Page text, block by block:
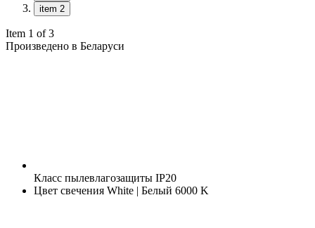
item 2
Item 1 of 3
Произведено в Беларуси
Класс пылевлагозащиты IP20
Цвет свечения White | Белый 6000 K